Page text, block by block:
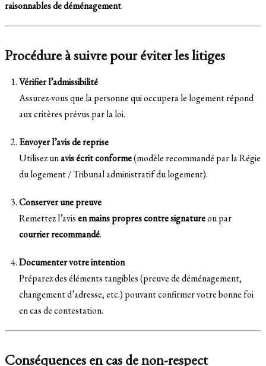
raisonnables de déménagement.
Procédure à suivre pour éviter les litiges
Vérifier l’admissibilité
Assurez-vous que la personne qui occupera le logement répond
aux critères prévus par la loi.
Envoyer l’avis de reprise
Utilisez unavis écrit conforme(modèle recommandé par la Régie
du logement / Tribunal administratif du logement).
Conserver une preuve
Remettez l’avisen mains propres contre signatureou par
courrier recommandé.
Documenter votre intention
Préparez des éléments tangibles (preuve de déménagement,
changement d’adresse, etc.) pouvant confirmer votre bonne foi
en cas de contestation.
Conséquences en cas de non-respect